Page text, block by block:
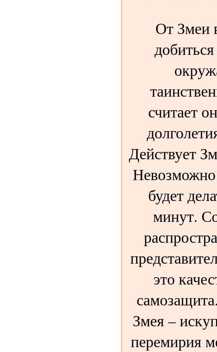
От Змеи
считает
Действует
Невозможно
будет
минут.
это
Змея –
перемирия